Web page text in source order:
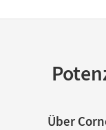
Über